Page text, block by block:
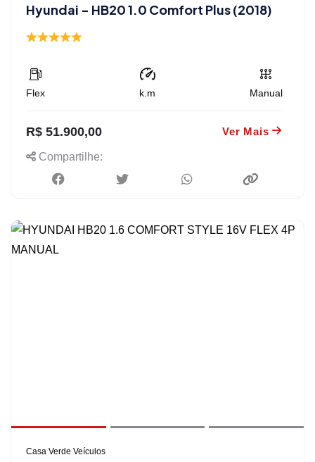
Hyundai - HB20 1.0 Comfort Plus (2018)
Flex k.m Manual
R$ 51.900,00 Ver Mais
Compartilhe:
Casa Verde Veículos